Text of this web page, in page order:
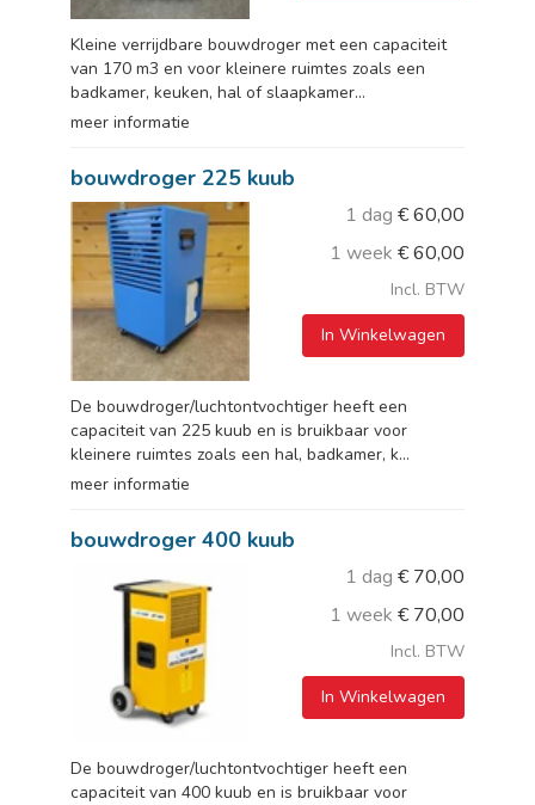
Kleine verrijdbare bouwdroger met een capaciteit
van 170 m3 en voor kleinere ruimtes zoals een
badkamer, keuken, hal of slaapkamer...
meer informatie
bouwdroger 225 kuub
1 dag €60,00
1 week €60,00
Incl. BTW
In Winkelwagen
De bouwdroger/luchtontvochtiger heeft een
capaciteit van 225 kuub en is bruikbaar voor
kleinere ruimtes zoals een hal, badkamer, k...
meer informatie
bouwdroger 400 kuub
1 dag € 70,00
1 week € 70,00
Incl. BTW
In Winkelwagen
De bouwdroger/luchtontvochtiger heeft een
capaciteit van 400 kuub en is bruikbaar voor